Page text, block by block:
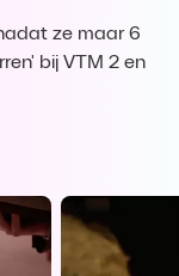
ze maar 6
bij VTM 2 en